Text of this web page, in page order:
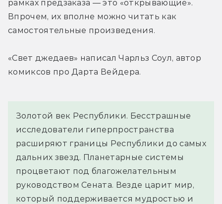
рамках предзаказа — это «открывающие».
Впрочем, их вполне можно читать как
самостоятельные произведения.
«Свет джедаев» написал Чарльз Соул, автор
комиксов про Дарта Вейдера.
Золотой век Республики. Бесстрашные
исследователи гиперпространства
расширяют границы Республики до самых
дальних звезд. Планетарные системы
процветают под благожелательным
руководством Сената. Везде царит мир,
который поддерживается мудростью и